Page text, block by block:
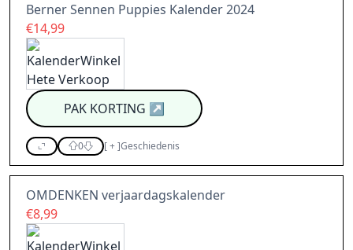
Berner Sennen Puppies Kalender 2024
€14,99
PAK KORTING ↗
0 [+]Geschiedenis
OMDENKEN verjaardagskalender
€8,99